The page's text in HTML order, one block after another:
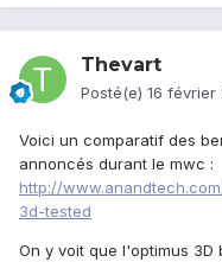
Thevart
Posté(e) 16 février
Voici un comparatif des
annoncés durant le mwc :
http://
3d-tested
On y voit que l'optimus